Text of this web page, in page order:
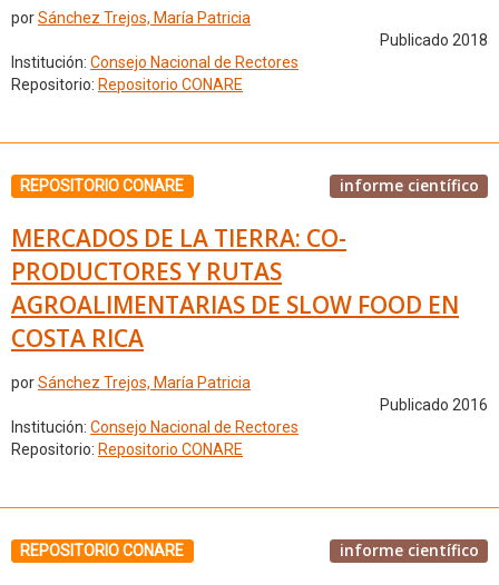
porSánchez Trejos, María Patricia
Publicado 2018
Institución: Consejo Nacional de Rectores
Repositorio: Repositorio CONARE
REPOSITORIO CONARE informe científico
MERCADOS DE LA TIERRA: CO-
PRODUCTORES Y RUTAS
AGROALIMENTARIAS DE SLOW FOOD EN
COSTA RICA
porSánchez Trejos, María Patricia
Publicado 2016
Institución: Consejo Nacional de Rectores
Repositorio: Repositorio CONARE
REPOSITORIO CONARE informe científico